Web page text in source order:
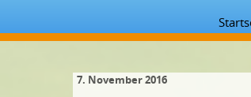
7. November 2016